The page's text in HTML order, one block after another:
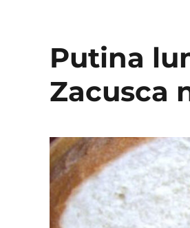
Putina
Zacusca